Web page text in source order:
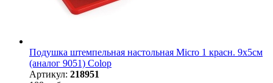
Подушка штемпельная настольная Micro 1 красн. 9х5см
(аналог 9051) Colop
Артикул: 218951